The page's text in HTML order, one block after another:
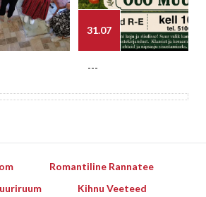
31.07
---
Romantiline Rannatee
Kihnu Veeteed